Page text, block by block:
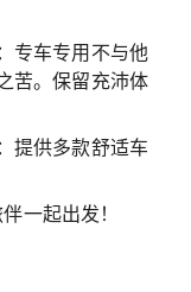
专车专用不与他
苦。保留充沛体
提供多款舒适车
一起出发！